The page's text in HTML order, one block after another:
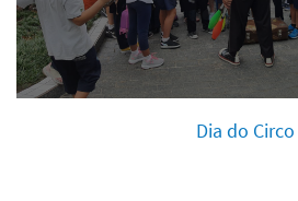
Dia do Circo